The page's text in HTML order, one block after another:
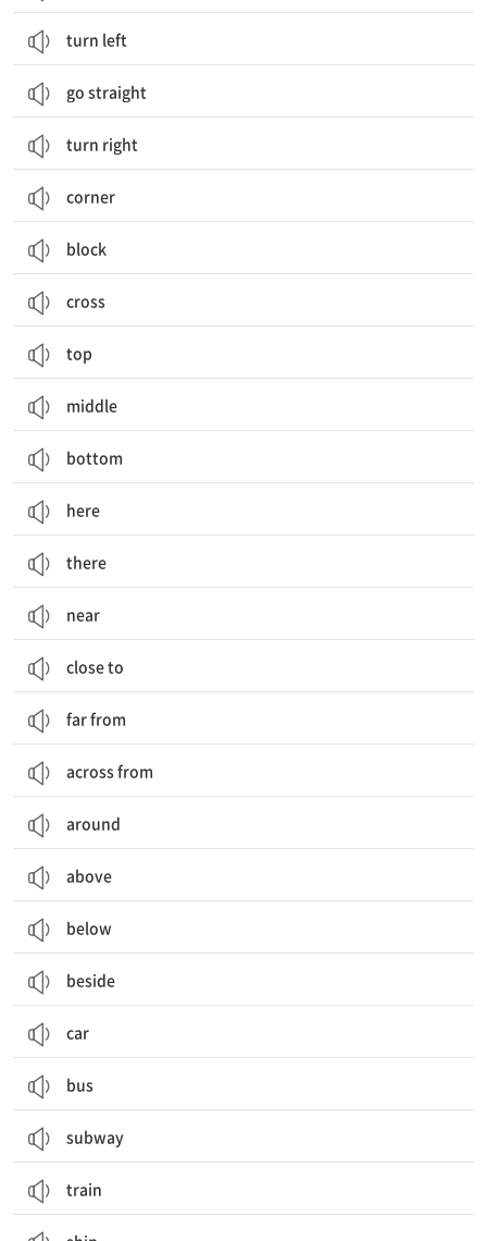
turn left
go straight
turn right
corner
block
cross
top
middle
bottom
here
there
near
close to
far from
across from
around
above
below
beside
car
bus
subway
train